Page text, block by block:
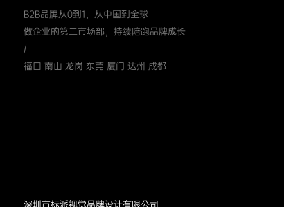
B2B品牌从0到1，从中国到全球
做企业的第二市场部，持续陪跑品牌成长
/
福田 南山 龙岗 东莞 厦门 达州 成都
深圳市标派视觉品牌设计有限公司